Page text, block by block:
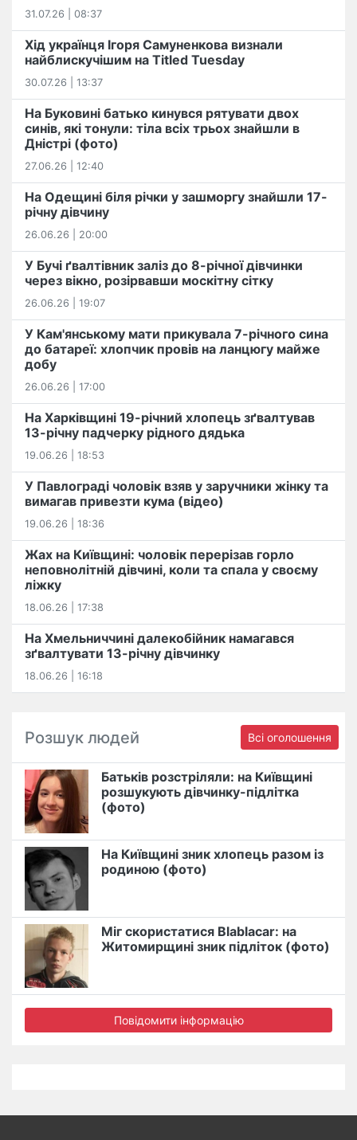
31.07.26 | 08:37
Хід українця Ігоря Самуненкова визнали
найблискучішим на Titled Tuesday
30.07.26 | 13:37
На Буковині батько кинувся рятувати двох
синів, які тонули: тіла всіх трьох знайшли в
Дністрі (фото)
27.06.26 | 12:40
На Одещині біля річки у зашморгу знайшли 17-
річну дівчину
26.06.26 | 20:00
У Бучі ґвалтівник заліз до 8-річної дівчинки
через вікно, розірвавши москітну сітку
26.06.26 | 19:07
У Кам'янському мати прикувала 7-річного сина
до батареї: хлопчик провів на ланцюгу майже
добу
26.06.26 | 17:00
На Харківщині 19-річний хлопець​ ️зґвалтував
13-річну падчерку рідного дядька
19.06.26 | 18:53
У Павлограді чоловік взяв у заручники жінку та
вимагав привезти кума (відео)
19.06.26 | 18:36
Жах на Київщині: чоловік перерізав горло
неповнолітній дівчині, коли та спала у своєму
ліжку
18.06.26 | 17:38
На Хмельниччині далекобійник намагався
зґвалтувати 13-річну дівчинку
18.06.26 | 16:18
Розшук людей Всі оголошення
Батьків розстріляли: на Київщині
розшукують дівчинку-підлітка
(фото)
На Київщині зник хлопець разом із
родиною (фото)
Міг скористатися Blablacar: на
Житомирщині зник підліток (фото)
Повідомити інформацію